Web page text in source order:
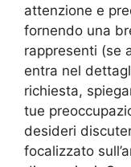
attenzione e
fornendo una
rappresenti (se
entra nel
richiesta,
tue
desideri
focalizzato